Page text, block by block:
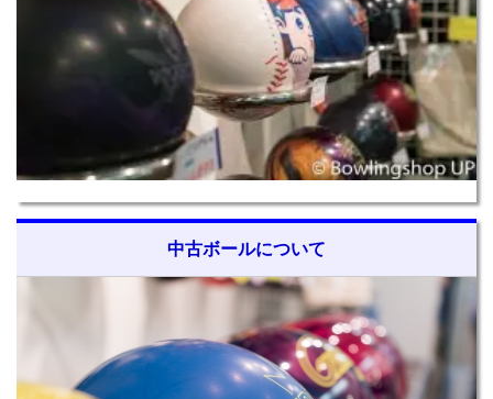
中古ボールについて